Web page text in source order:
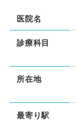
医院名
診療科目
所在地
最寄り駅